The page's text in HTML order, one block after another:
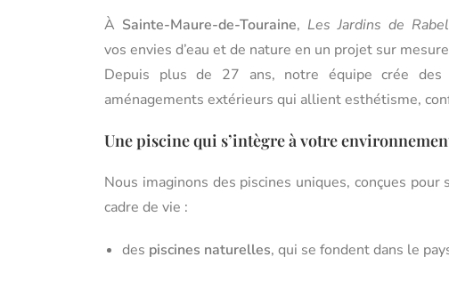
À Sainte-Maure-de-Touraine, Les Jardins de
vos envies d’eau et de nature en un projet sur
Depuis plus de 27 ans, notre équipe crée des
aménagements extérieurs qui allient esthétisme,
Une piscine qui s’intègre à votre
Nous imaginons des piscines uniques, conçues pour
cadre de vie :
des piscines naturelles, qui se fondent dans le